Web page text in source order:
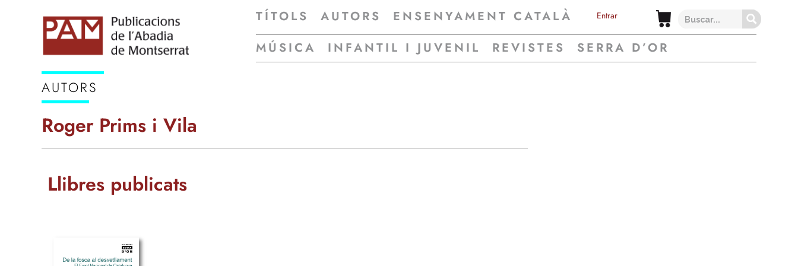
TÍTOLS AUTORS ENSENYAMENT CATALÀ Entrar
MÚSICA INFANTIL I JUVENIL REVISTES SERRA D’OR
AUTORS
Roger Prims i Vila
Llibres publicats